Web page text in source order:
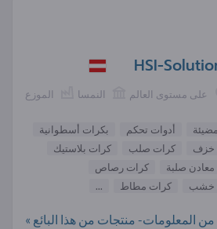
HSI-
الموزع النمسا على مستوى العالم
أدوات تحكم
بكرات أسطوانية
خزف
كرات صلب
كرات بلاستيك
صلبة
كرات رصاص
خشب
كرات مطاط ...
من المعلومات- منتجات من هذا البائع »